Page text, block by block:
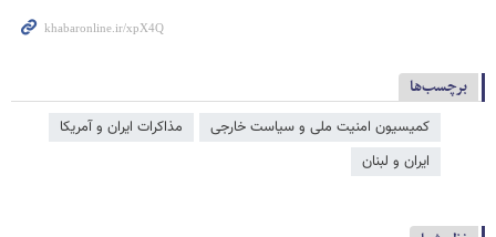
برچسب‌ها
کمیسیون امنیت ملی و سیاست خارجی
مذاکرات ایران و آمریکا
ایران و لبنان